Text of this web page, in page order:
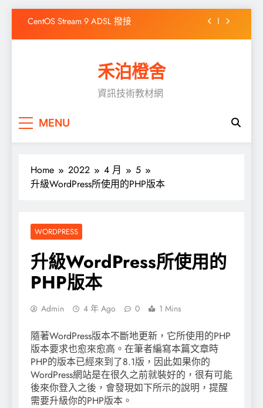
content
CentOS Stream 9 ADSL 撥接
高效靜態網站產生器 Hugo 簡介
如何在Windows 10 安裝Chocolatey
CentOS Stream 9 ADSL 撥接
WordPress出現「前往的連結已到期」之解決
禾泊橙舍
資訊技術教材網
MENU
Home 2022 4 月
5
升級WordPress所使用的PHP版本
WORDPRESS
升級WordPress所使用的
PHP版本
Admin 4 年 Ago 0 1 Mins
隨著WordPress版本不斷地更新，它所使用的PHP
版本要求也愈來愈高。在筆者編寫本篇文章時
PHP的版本已經來到了8.1版，因此如果你的
WordPress網站是在很久之前就裝好的，很有可能
後來你登入之後，會發現如下所示的說明，提醒
需要升級你的PHP版本。